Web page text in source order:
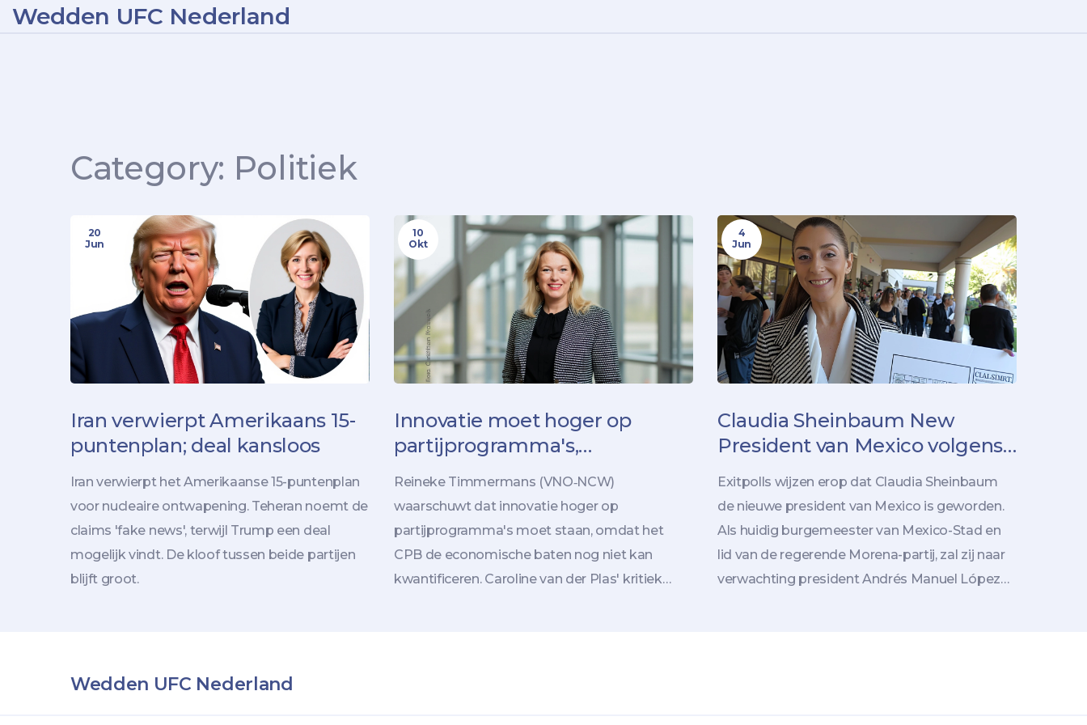
Wedden UFC Nederland
Category: Politiek
20
Jun
Iran verwierpt Amerikaans 15-
puntenplan; deal kansloos
Iran verwierpt het Amerikaanse 15-puntenplan
voor nucleaire ontwapening. Teheran noemt de
claims 'fake news', terwijl Trump een deal
mogelijk vindt. De kloof tussen beide partijen
blijft groot.
10
Okt
Innovatie moet hoger op
partijprogramma's,
waarschuwt
VNO‑NCW‑secretaris
Reineke Timmermans (VNO‑NCW)
waarschuwt dat innovatie hoger op
partijprogramma's moet staan, omdat het
CPB de economische baten nog niet kan
kwantificeren. Caroline van der Plas' kritiek
4
Jun
Claudia Sheinbaum New
President van Mexico volgens
Exitpolls: Historische
Verkiezingsoverwinning in
Zicht
Exitpolls wijzen erop dat Claudia Sheinbaum
de nieuwe president van Mexico is geworden.
Als huidig burgemeester van Mexico-Stad en
lid van de regerende Morena-partij, zal zij naar
verwachting president Andrés Manuel López
Wedden UFC Nederland